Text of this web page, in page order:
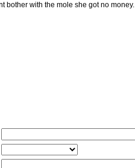
bother with the mole she got no money.